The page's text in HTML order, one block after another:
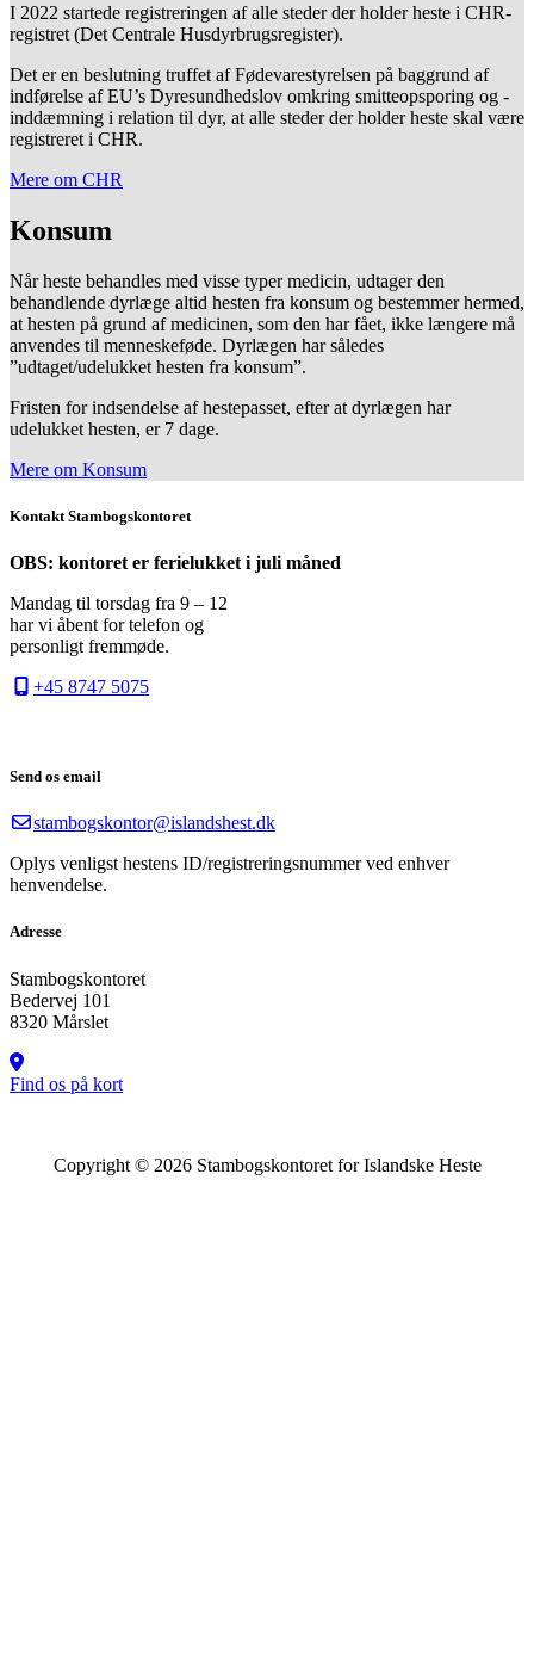
I 2022 startede registreringen af alle steder der holder heste i CHR-
registret (Det Centrale Husdyrbrugsregister).
Det er en beslutning truffet af Fødevarestyrelsen på baggrund af
indførelse af EU’s Dyresundhedslov omkring smitteopsporing og -
inddæmning i relation til dyr, at alle steder der holder heste skal være
registreret i CHR.
Mere om CHR
Konsum
Når heste behandles med visse typer medicin, udtager den
behandlende dyrlæge altid hesten fra konsum og bestemmer hermed,
at hesten på grund af medicinen, som den har fået, ikke længere må
anvendes til menneskeføde. Dyrlægen har således
”udtaget/udelukket hesten fra konsum”.
Fristen for indsendelse af hestepasset, efter at dyrlægen har
udelukket hesten, er 7 dage.
Mere om Konsum
Kontakt Stambogskontoret
OBS: kontoret er ferielukket i juli måned
Mandag til torsdag fra 9 – 12
har vi åbent for telefon og
personligt fremmøde.
+45 8747 5075
Send os email
stambogskontor@islandshest.dk
Oplys venligst hestens ID/registreringsnummer ved enhver
henvendelse.
Adresse
Stambogskontoret
Bedervej 101
8320 Mårslet
Find os på kort
Copyright © 2026 Stambogskontoret for Islandske Heste